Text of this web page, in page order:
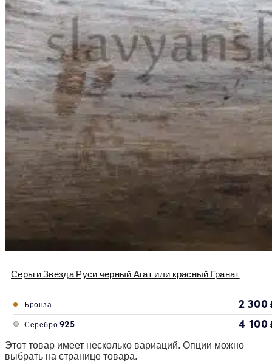
Серьги Звезда Руси черный Агат или красный Гранат
Бронза 2 300
Серебро 925 4 100
Этот товар имеет несколько вариаций. Опции можно
выбрать на странице товара.